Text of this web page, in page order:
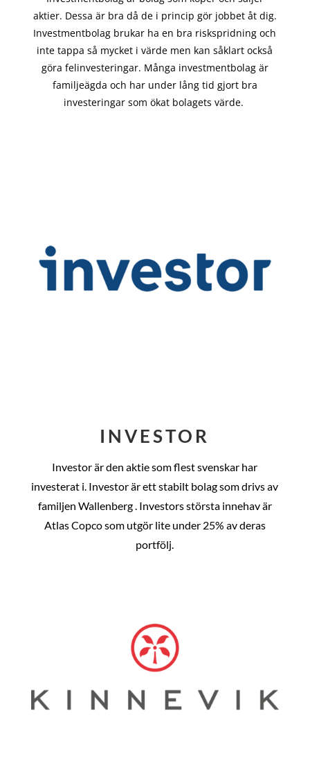
aktier. Dessa är bra då de i princip görjobbet åt dig.
Investmentbolag brukar ha en bra riskspridning och
inte tappa så mycket i värde men kan såklart också
göra felinvesteringar. Många investmentbolag är
familjeägda och har under lång tid gjort bra
investeringar som ökat bolagets värde.
INVESTOR
Investor är den aktie som flest svenskar har
investerat i. Investor är ett stabilt bolag som drivs av
familjen Wallenberg . Investors största innehav är
Atlas Copco som utgör lite under 25% av deras
portfölj.